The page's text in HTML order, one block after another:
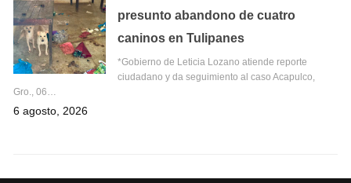
presunto abandono de cuatro
caninos en Tulipanes
*Gobierno de Leticia Lozano atiende reporte
ciudadano y da seguimiento al caso Acapulco,
Gro., 06…
6 agosto, 2026